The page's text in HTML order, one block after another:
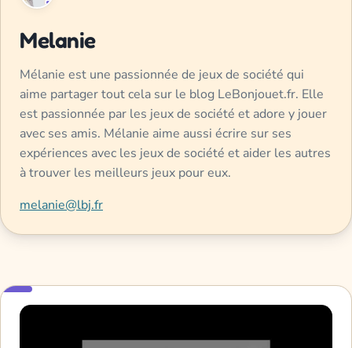
Melanie
Mélanie est une passionnée de jeux de société qui
aime partager tout cela sur le blog LeBonjouet.fr. Elle
est passionnée par les jeux de société et adore y jouer
avec ses amis. Mélanie aime aussi écrire sur ses
expériences avec les jeux de société et aider les autres
à trouver les meilleurs jeux pour eux.
melanie@lbj.fr